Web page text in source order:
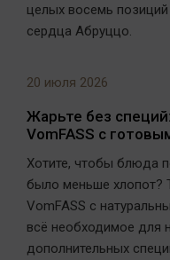
целых восемь позиций
сердца Абруццо.
20 июля 2026
Жарьте без
VomFASS с
Хотите, чтобы блюда
было меньше хлопот?
VomFASS с
всё необходимое для
дополнительных